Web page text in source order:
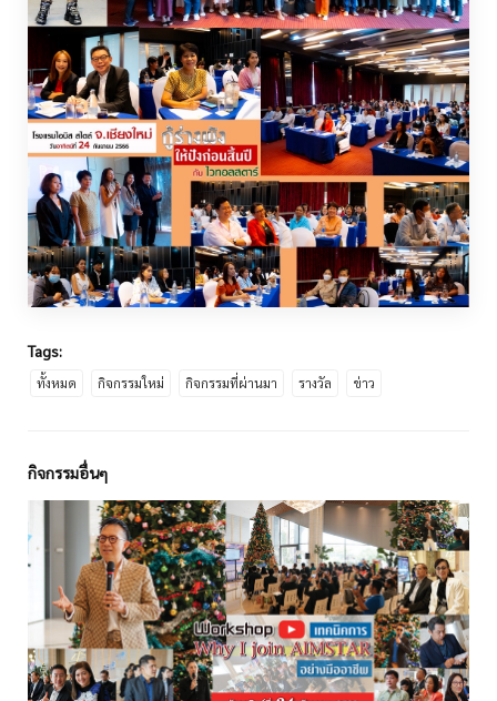
Tags:
ทั้งหมด กิจกรรมใหม่ กิจกรรมที่ผ่านมา รางวัล ข่าว
กิจกรรมอื่นๆ